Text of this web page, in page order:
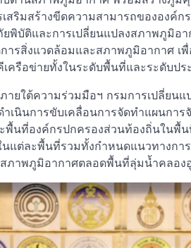
สริมสร้างขีดความสามารถขององค์ก
ยพิบัติและการเปลี่ยนแปลงสภาพภูมิอ
ารสิ่งแวดล้อมและสภาพภูมิอากาศ เ
ครือข่ายทั้งในระดับพื้นที่และระดับปร
ายใต้ความร่วมมือฯ กรมการเปลี่ยน
เนินการขับเคลื่อนการจัดทำแผนการ
พื้นที่องค์กรปกครองส่วนท้องถิ่นในพื้
แต่ละพื้นที่รวมทั้งกำหนดแนวทางกา
ภาพภูมิอากาศตลอดพื้นที่ลุ่มน้ำคลอง